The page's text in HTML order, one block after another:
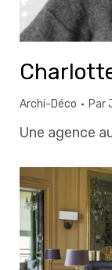
Archi-Déco Par
Une agence